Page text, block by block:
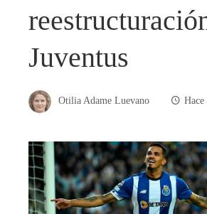
Juventus
Otilia Adame Luevano Hace